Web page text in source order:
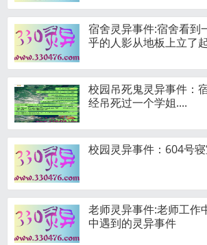
宿舍灵异事件:宿舍看到
乎的人影从地板上立了
校园吊死鬼灵异事件：
经吊死过一个学姐....
校园灵异事件：604号
老师灵异事件:老师工作
中遇到的灵异事件